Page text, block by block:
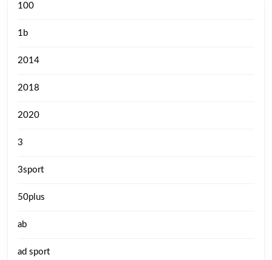
100
1b
2014
2018
2020
3
3sport
50plus
ab
ad sport